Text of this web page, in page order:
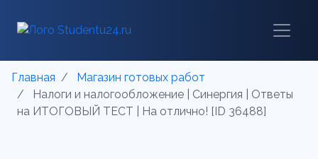
Главная
Магазин готовых работ
Налоги и налогообложение | Синергия | Ответы
на ИТОГОВЫЙ ТЕСТ | На отлично! [ID 36488]